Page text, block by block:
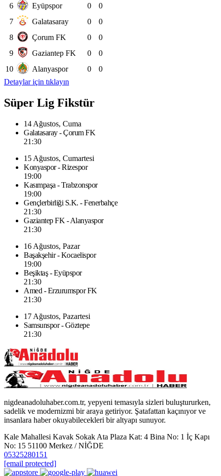
6
Eyüpspor 0
0
7
Galatasaray 0
0
8
Çorum FK 0
0
9
Gaziantep FK 0
0
10
Alanyaspor 0
0
Detaylar için tıklayın
Süper Lig Fikstür
14 Ağustos, Cuma
Galatasaray - Çorum FK
21:30
15 Ağustos, Cumartesi
Konyaspor - Rizespor
19:00
Kasımpaşa - Trabzonspor
19:00
Gençlerbirliği S.K. - Fenerbahçe
21:30
Gaziantep FK - Alanyaspor
21:30
16 Ağustos, Pazar
Başakşehir - Kocaelispor
19:00
Beşiktaş - Eyüpspor
21:30
Amed - Erzurumspor FK
21:30
17 Ağustos, Pazartesi
Samsunspor - Göztepe
21:30
nigdeanadoluhaber.com.tr, yepyeni temasıyla sizleri buluştururken,
sadelik ve modernizmi bir araya getiriyor. Şatafattan kaçınıyor ve
insanlara haber okuyabilecekleri bir altyapı sunuyor.
Kale Mahallesi Kavak Sokak Ata Plaza Kat: 4 Bina No: 1 İç Kapı
No: 15 51100 Merkez / NİĞDE
05325280151
[email protected]